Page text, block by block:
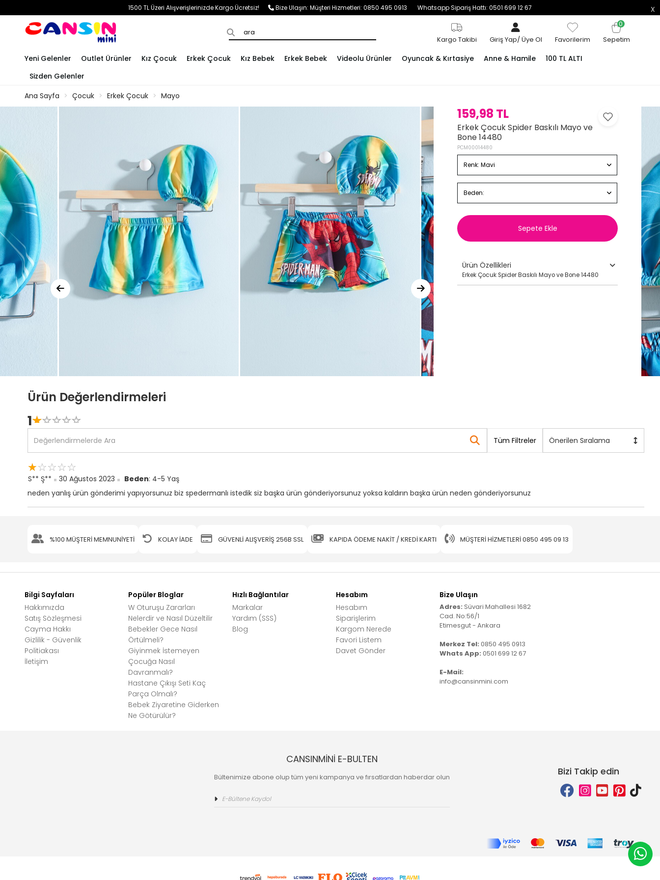
1500 TL Üzeri Alışverişlerinizde Kargo Ücretsiz! Bize Ulaşın: Müşteri Hizmetleri: 0850 495 0913 Whatsapp Sipariş Hattı: 0501 699 12 67
Kargo Takibi Giriş Yap/Üye Ol Favorilerim
0
Sepetim
Yeni Gelenler Outlet Ürünler Kız Çocuk Erkek Çocuk Kız Bebek Erkek Bebek Videolu Ürünler Oyuncak & Kırtasiye Anne & Hamile
100 TL ALTI
Sizden Gelenler
Ana Sayfa
Çocuk Erkek Çocuk Mayo
159,98 TL
Erkek Çocuk Spider Baskılı Mayo ve
Bone 14480
PCM00014480
Renk:Mavi
Beden:
Sepete Ekle
Ürün Özellikleri
Erkek Çocuk Spider Baskılı Mayo ve Bone 14480
Ürün Değerlendirmeleri
1☆☆☆☆☆
★★★★★
Tüm Filtreler Önerilen Sıralama
☆☆☆☆☆
★★★★★
S** Ş** 30 Ağustos 2023 Beden: 4-5 Yaş
neden yanlış ürün gönderimi yapıyorsunuz biz spedermanlı istedik siz başka ürün gönderiyorsunuz yoksa kaldırın başka ürün neden gönderiyorsunuz
%100 MÜŞTERİ MEMNUNİYETİ KOLAY İADE GÜVENLİ ALIŞVERİŞ 256B SSL KAPIDA ÖDEME NAKİT / KREDİ KARTI MÜŞTERI HIZMETLERI0850 495 09 13
Bilgi Sayfaları
Hakkımızda
Satış Sözleşmesi
Cayma Hakkı
Gizlilik - Güvenlik
Politiakası
İletişim
Popüler Bloglar
W Oturuşu Zararları
Nelerdir ve Nasıl Düzeltilir
Bebekler Gece Nasıl
Örtülmeli?
Giyinmek İstemeyen
Çocuğa Nasıl
Davranmalı?
Hastane Çıkışı Seti Kaç
Parça Olmalı?
Bebek Ziyaretine Giderken
Ne Götürülür?
Hızlı Bağlantılar
Markalar
Yardım (SSS)
Blog
Hesabım
Hesabım
Siparişlerim
Kargom Nerede
Favori Listem
Davet Gönder
Bize Ulaşın
Adres: Süvari Mahallesi 1682
Cad. No:56/1
Etimesgut - Ankara
Merkez Tel: 0850 495 0913
Whats App: 0501 699 12 67
E-Mail:
info@cansinmini.com
CANSINMİNİ E-BULTEN
Bültenimize abone olup tüm yeni kampanya ve fırsatlardan haberdar olun Bizi Takip edin